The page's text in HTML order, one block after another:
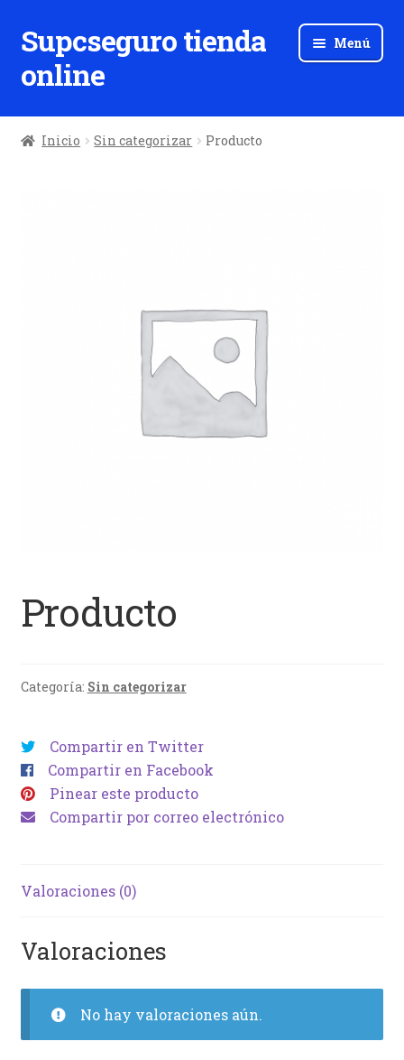
Ir
a
la
Ir
al
contenido
Supcseguro tienda
online
Menú
Inicio Sin categorizar Producto
Producto
Categoría: Sin categorizar
Compartir en Twitter
Compartir en Facebook
Pinear este producto
Compartir por correo electrónico
Valoraciones (0)
Valoraciones
No hay valoraciones aún.